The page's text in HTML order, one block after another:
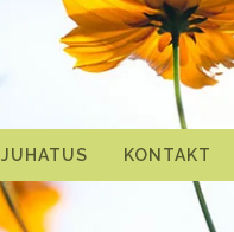
JUHATUS KONTAKT